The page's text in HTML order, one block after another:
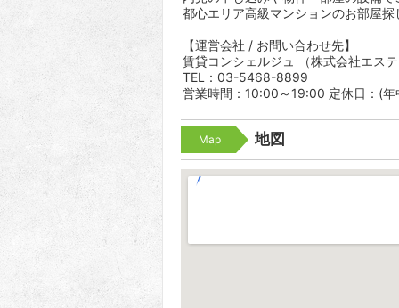
都心エリア高級マンションのお部屋
【運営会社 / お問い合わせ先】
賃貸コンシェルジュ （株式会社エス
TEL：03-5468-8899
営業時間：10:00～19:00 定休日：(年
Map 地図